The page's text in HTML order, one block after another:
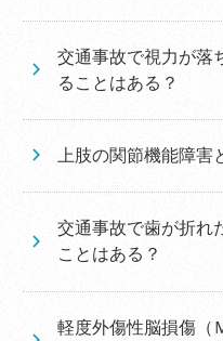
交通事故で視力が落
ることはある？
上肢の関節機能障害
交通事故で歯が折れ
ことはある？
軽度外傷性脳損傷（